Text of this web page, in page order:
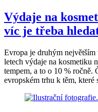
Výdaje na
víc je třeba
Evropa je druhým
letech výdaje na kosmetiku
tempem, a to o 10 % ročně.
evropském trhu k těm,